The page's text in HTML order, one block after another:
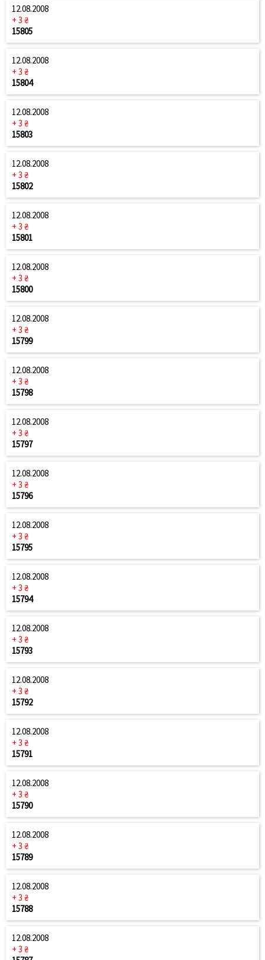
12.08.2008
+ 3 ₴
15805
12.08.2008
+ 3 ₴
15804
12.08.2008
+ 3 ₴
15803
12.08.2008
+ 3 ₴
15802
12.08.2008
+ 3 ₴
15801
12.08.2008
+ 3 ₴
15800
12.08.2008
+ 3 ₴
15799
12.08.2008
+ 3 ₴
15798
12.08.2008
+ 3 ₴
15797
12.08.2008
+ 3 ₴
15796
12.08.2008
+ 3 ₴
15795
12.08.2008
+ 3 ₴
15794
12.08.2008
+ 3 ₴
15793
12.08.2008
+ 3 ₴
15792
12.08.2008
+ 3 ₴
15791
12.08.2008
+ 3 ₴
15790
12.08.2008
+ 3 ₴
15789
12.08.2008
+ 3 ₴
15788
12.08.2008
+ 3 ₴